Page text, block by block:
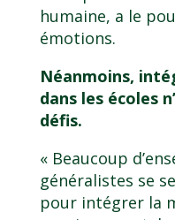
humaine, a le
émotions.
Néanmoins,
dans les écoles
défis.
« Beaucoup
généralistes se
pour intégrer la